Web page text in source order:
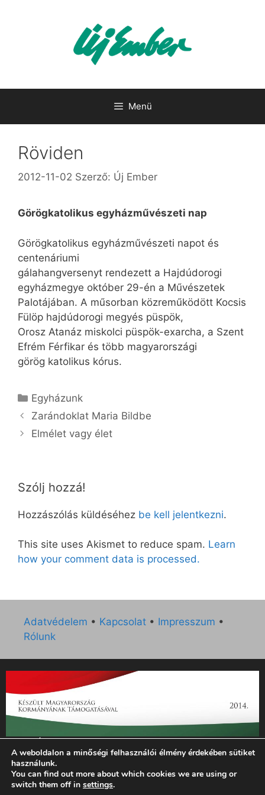
Menü
Röviden
2012-11-02 Szerző: Új Ember
Görögkatolikus egyházművészeti nap
Görögkatolikus egyházművészeti napot és
centenáriumi
gálahangversenyt rendezett a Hajdúdorogi
egyházmegye október 29-én a Művészetek
Palotájában. A műsorban közreműködött Kocsis
Fülöp hajdúdorogi megyés püspök,
Orosz Atanáz miskolci püspök-exarcha, a Szent
Efrém Férfikar és több magyarországi
görög katolikus kórus.
Kategória
Egyházunk
Zarándoklat Maria Bildbe
Elmélet vagy élet
Szólj hozzá!
Hozzászólás küldéséhez be kell jelentkezni.
This site uses Akismet to reduce spam. Learn
how your comment data is processed.
Adatvédelem • Kapcsolat • Impresszum •
Rólunk
„Az Új Ember katolikus hetilap 2014. évi működésének
támogatását az EGYH-KCP-14-P-0121 sz. támogatási
szerződés keretében 3 000 000 Ft összegben támogatta az
Emberi Erőforrások Minisztériuma.”
A weboldalon a minőségi felhasználói élmény érdekében sütiket
használunk.
You can find out more about which cookies we are using or
switch them off in settings.